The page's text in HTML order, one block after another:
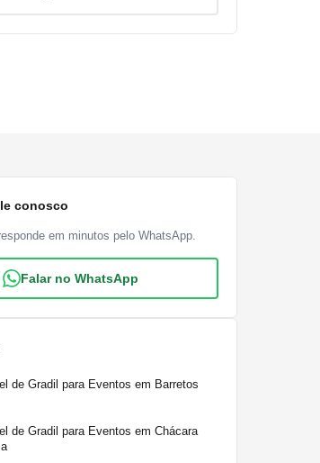
conosco
em minutos pelo WhatsApp.
Falar no WhatsApp
de Gradil para Eventos em Barretos
de Gradil para Eventos em Chácara